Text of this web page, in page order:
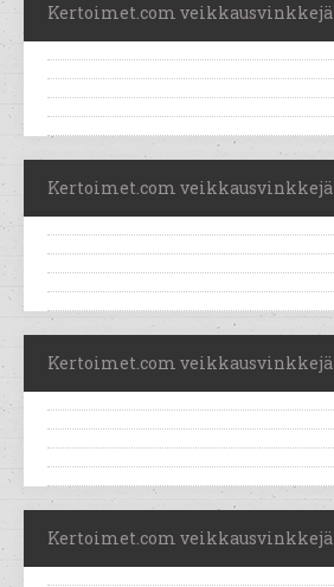
Kertoimet.com veikkausvinkkejä
Kertoimet.com veikkausvinkkejä
Kertoimet.com veikkausvinkkejä
Kertoimet.com veikkausvinkkejä